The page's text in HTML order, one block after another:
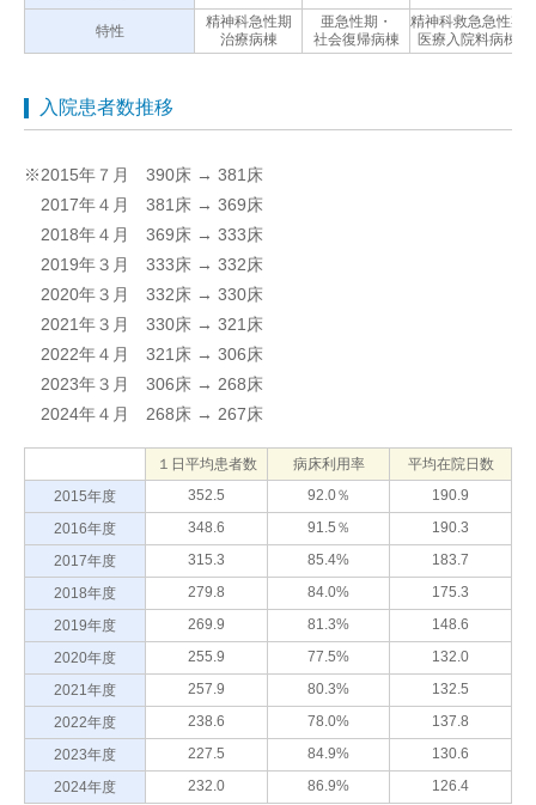
特性
精神科急性期
治療病棟
亜急性期・
社会復帰病棟
精神科救急急性期
医療入院料病棟
入院患者数推移
※2015年７月 390床 → 381床
2017年４月 381床 → 369床
2018年４月 369床 → 333床
2019年３月 333床 → 332床
2020年３月 332床 → 330床
2021年３月 330床 → 321床
2022年４月 321床 → 306床
2023年３月 306床 → 268床
2024年４月 268床 → 267床
１日平均患者数 病床利用率
平均在院日数
2015年度
352.5 92.0％
190.9
2016年度
348.6 91.5％
190.3
2017年度
315.3 85.4%
183.7
2018年度
279.8 84.0%
175.3
2019年度
269.9 81.3%
148.6
2020年度
255.9 77.5%
132.0
2021年度
257.9 80.3%
132.5
2022年度
238.6 78.0%
137.8
2023年度
227.5 84.9%
130.6
2024年度
232.0 86.9% 126.4